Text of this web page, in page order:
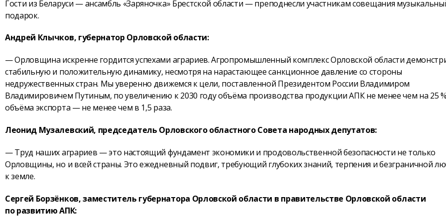
Гости из Беларуси — ансамбль «Заряночка» Брестской области — преподнесли участникам совещания
подарок.
Андрей Клычков, губернатор Орловской области:
— Орловщина искренне гордится успехами аграриев. Агропромышленный комплекс Орловской области
стабильную и положительную динамику, несмотря на нарастающее санкционное давление со стороны
недружественных стран. Мы уверенно движемся к цели, поставленной Президентом России Владимиром
Владимировичем Путиным, по увеличению к 2030 году объёма производства продукции АПК не менее чем на 25
объёма экспорта — не менее чем в 1,5 раза.
Леонид Музалевский, председатель Орловского областного Совета народных депутатов:
— Труд наших аграриев — это настоящий фундамент экономики и продовольственной безопасности не только
Орловщины, но и всей страны. Это ежедневный подвиг, требующий глубоких знаний, терпения и безграничной
к земле.
Сергей Борзёнков, заместитель губернатора Орловской области в правительстве Орловской области
по развитию АПК: